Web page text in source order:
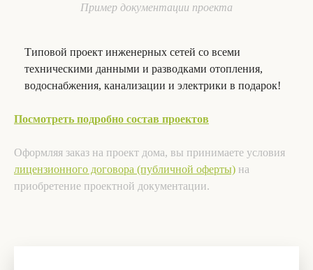
Пример документации проекта
Типовой проект инженерных сетей со всеми
техническими данными и разводками отопления,
водоснабжения, канализации и электрики в подарок!
Посмотреть подробно состав проектов
Оформляя заказ на проект дома, вы принимаете условия
лицензионного договора (публичной оферты) на
приобретение проектной документации.